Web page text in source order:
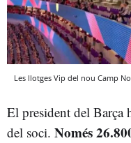
Les llotges Vip del nou Camp
El president del Barça
del soci. Només